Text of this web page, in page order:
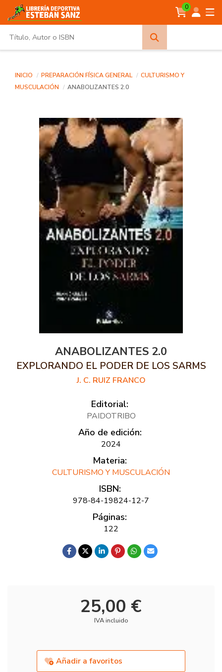
0
INICIO PREPARACIÓN FÍSICA GENERAL
CULTURISMO Y
MUSCULACIÓN
ANABOLIZANTES 2.0
ANABOLIZANTES 2.0
EXPLORANDO EL PODER DE LOS SARMS
J. C. RUIZ FRANCO
Editorial:
PAIDOTRIBO
Año de edición:
2024
Materia:
CULTURISMO Y MUSCULACIÓN
ISBN:
978-84-19824-12-7
Páginas:
122
25,00 €
IVA incluido
Añadir a favoritos